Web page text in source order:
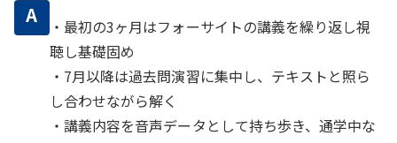
A
・最初の3ヶ月はフォーサイトの講義を繰り返し視
聴し基礎固め
・7月以降は過去問演習に集中し、テキストと照ら
し合わせながら解く
・講義内容を音声データとして持ち歩き、通学中な